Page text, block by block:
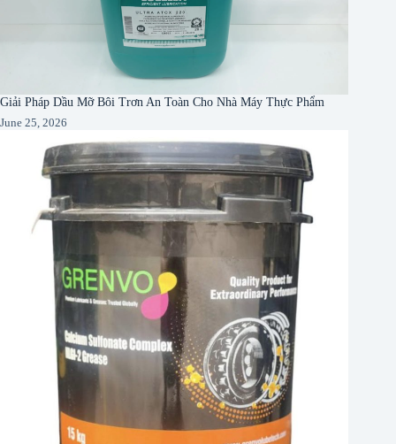
Giải Pháp Dầu Mỡ Bôi Trơn An Toàn Cho Nhà Máy Thực Phẩm
June 25, 2026